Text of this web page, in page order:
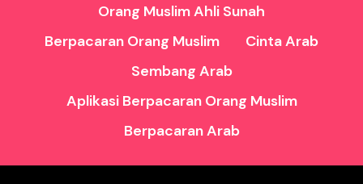
Orang Muslim Ahli Sunah
Berpacaran Orang Muslim
Cinta Arab
Sembang Arab
Aplikasi Berpacaran Orang Muslim
Berpacaran Arab